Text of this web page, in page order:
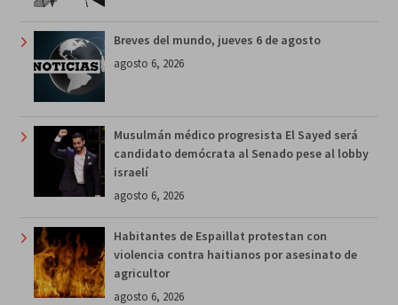
Breves del mundo, jueves 6 de agosto
agosto 6, 2026
Musulmán médico progresista El Sayed será
candidato demócrata al Senado pese al lobby
israelí
agosto 6, 2026
Habitantes de Espaillat protestan con
violencia contra haitianos por asesinato de
agricultor
agosto 6, 2026